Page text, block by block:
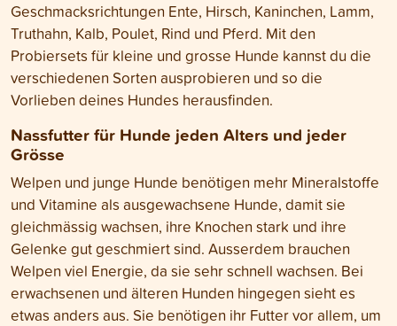
Geschmacksrichtungen Ente, Hirsch, Kaninchen, Lamm,
Truthahn, Kalb, Poulet, Rind und Pferd. Mit den
Probiersets für kleine und grosse Hunde kannst du die
verschiedenen Sorten ausprobieren und so die
Vorlieben deines Hundes herausfinden.
Nassfutter für Hunde jeden Alters und jeder
Grösse
Welpen und junge Hunde benötigen mehr Mineralstoffe
und Vitamine als ausgewachsene Hunde, damit sie
gleichmässig wachsen, ihre Knochen stark und ihre
Gelenke gut geschmiert sind. Ausserdem brauchen
Welpen viel Energie, da sie sehr schnell wachsen. Bei
erwachsenen und älteren Hunden hingegen sieht es
etwas anders aus. Sie benötigen ihr Futter vor allem, um